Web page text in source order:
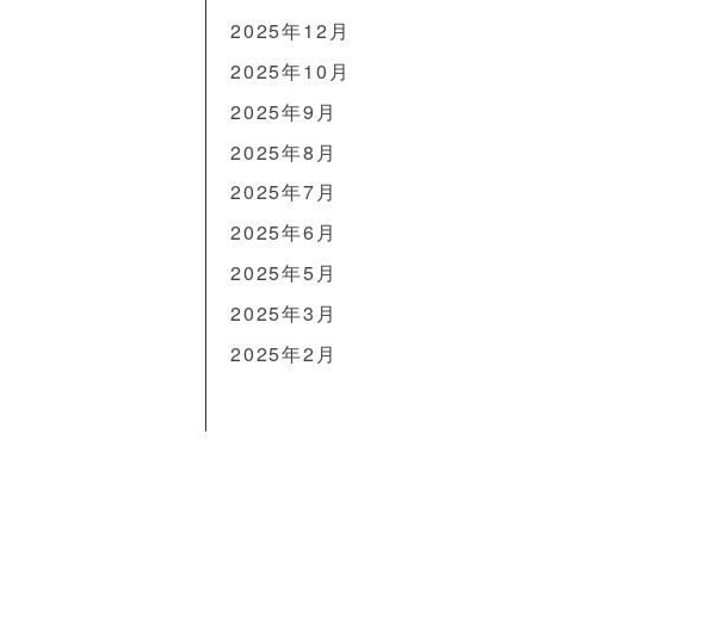
2025年12月
2025年10月
2025年9月
2025年8月
2025年7月
2025年6月
2025年5月
2025年3月
2025年2月